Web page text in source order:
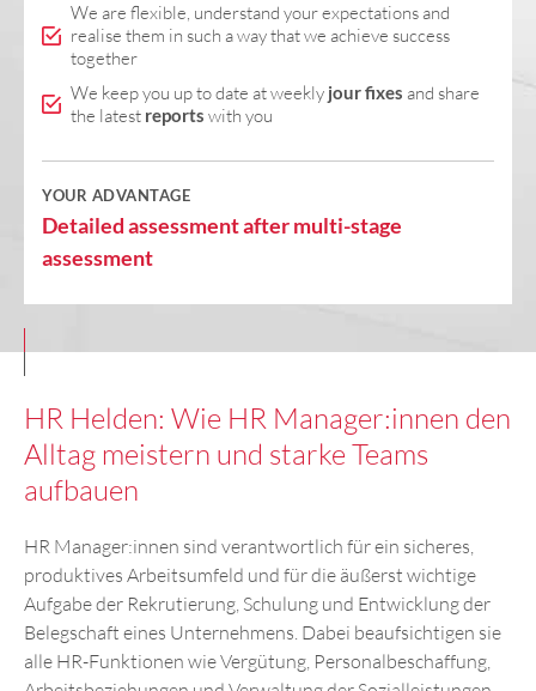
We are flexible, understand your expectations and
realise them in such a way that we achieve success
together
We keep you up to date at weekly jour fixes and share
the latest reports with you
YOUR ADVANTAGE
Detailed assessment after multi-stage
assessment
HR Helden: Wie HR Manager:innen den
Alltag meistern und starke Teams
aufbauen
HR Manager:innen sind verantwortlich für ein sicheres,
produktives Arbeitsumfeld und für die äußerst wichtige
Aufgabe der Rekrutierung, Schulung und Entwicklung der
Belegschaft eines Unternehmens. Dabei beaufsichtigen sie
alle HR-Funktionen wie Vergütung, Personalbeschaffung,